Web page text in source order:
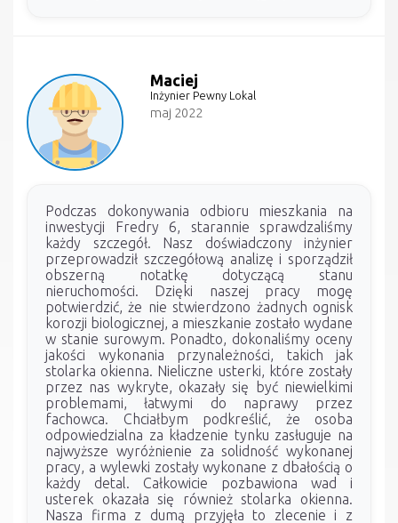
Maciej
Inżynier Pewny Lokal
maj 2022
Podczas dokonywania odbioru mieszkania na
inwestycji Fredry 6, starannie sprawdzaliśmy
każdy szczegół. Nasz doświadczony inżynier
przeprowadził szczegółową analizę i sporządził
obszerną notatkę dotyczącą stanu
nieruchomości. Dzięki naszej pracy mogę
potwierdzić, że nie stwierdzono żadnych ognisk
korozji biologicznej, a mieszkanie zostało wydane
w stanie surowym. Ponadto, dokonaliśmy oceny
jakości wykonania przynależności, takich jak
stolarka okienna. Nieliczne usterki, które zostały
przez nas wykryte, okazały się być niewielkimi
problemami, łatwymi do naprawy przez
fachowca. Chciałbym podkreślić, że osoba
odpowiedzialna za kładzenie tynku zasługuje na
najwyższe wyróżnienie za solidność wykonanej
pracy, a wylewki zostały wykonane z dbałością o
każdy detal. Całkowicie pozbawiona wad i
usterek okazała się również stolarka okienna.
Nasza firma z dumą przyjęła to zlecenie i z